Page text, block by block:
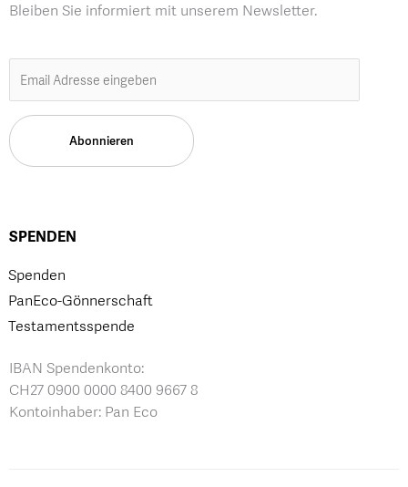
Bleiben Sie informiert mit unserem Newsletter.
SPENDEN
Spenden
PanEco-Gönnerschaft
Testamentsspende
IBAN Spendenkonto:
CH27 0900 0000 8400 9667 8
Kontoinhaber: Pan Eco